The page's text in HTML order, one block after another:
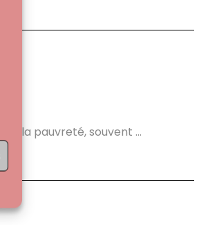
la pauvreté, souvent ...